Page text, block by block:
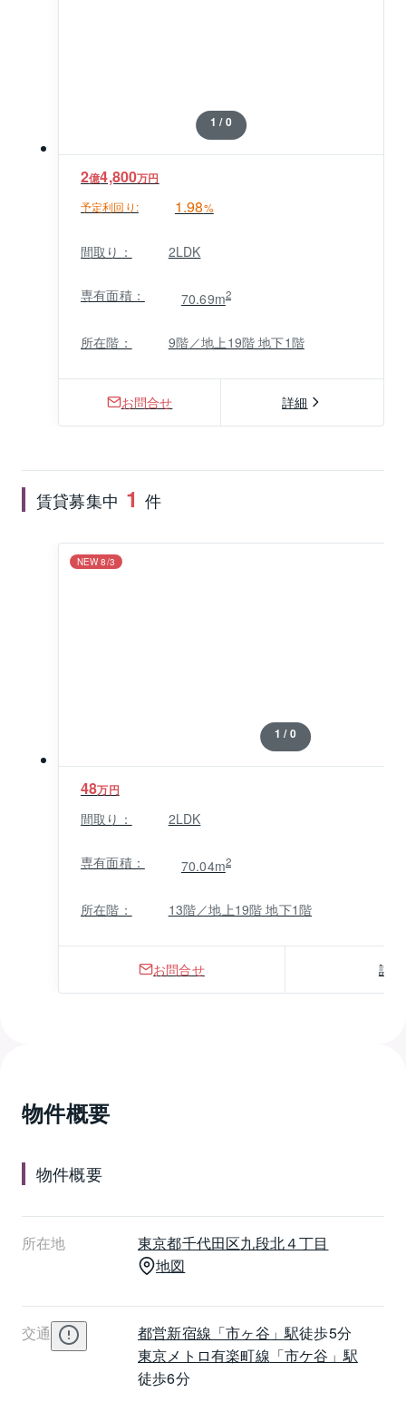
1 / 0
2億4,800万円
予定利回り: 1.98%
間取り： 2LDK
専有面積： 70.69m2
所在階： 9階／地上19階 地下1階
お問合せ 詳細
賃貸募集中 1 件
1 / 0
NEW 8/3
48万円
間取り： 2LDK
専有面積： 70.04m2
所在階： 13階／地上19階 地下1階
お問合せ 詳細
物件概要
物件概要
所在地 東京都千代田区九段北４丁目
地図
交通 都営新宿線 「市ヶ谷」駅徒歩5分
東京メトロ有楽町線 「市ケ谷」駅
徒歩6分